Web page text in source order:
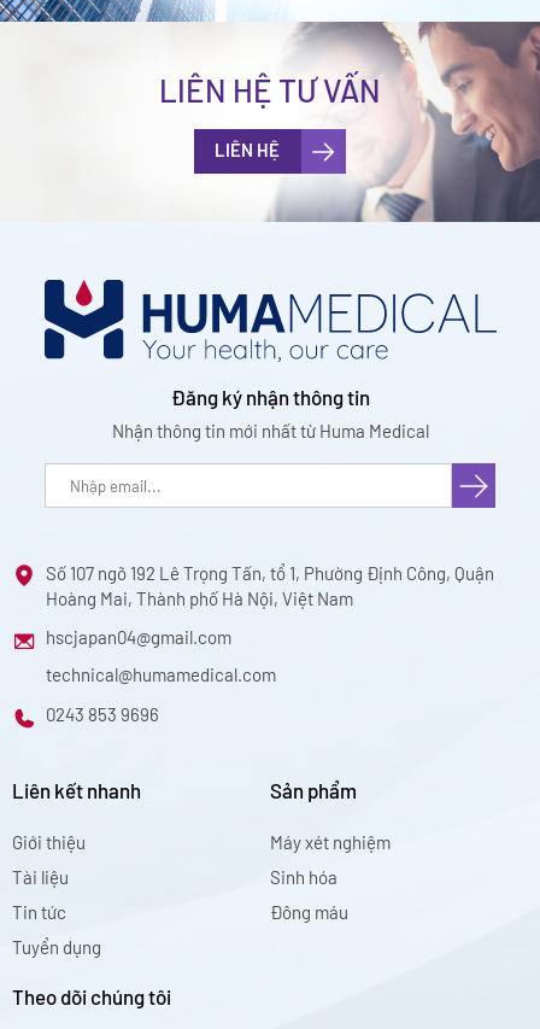
LIÊN HỆ TƯ VẤN
LIÊN HỆ
Đăng ký nhận thông tin
Nhận thông tin mới nhất từ Huma Medical
Số 107 ngõ 192 Lê Trọng Tấn, tổ 1, Phường Định Công, Quận
Hoàng Mai, Thành phố Hà Nội, Việt Nam
hscjapan04@gmail.com
technical@humamedical.com
0243 853 9696
Liên kết nhanh
Giới thiệu
Tài liệu
Tin tức
Tuyển dụng
Sản phẩm
Máy xét nghiệm
Sinh hóa
Đông máu
Theo dõi chúng tôi